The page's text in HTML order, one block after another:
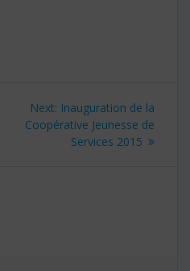
Next: Next
post:
Inauguration de la
Coopérative Jeunesse de
Services 2015